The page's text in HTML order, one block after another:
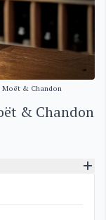
Moët & Chandon
& Chandon